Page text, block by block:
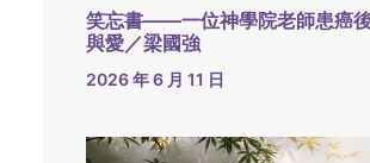
笑忘書——一位神學院老師患癌
與愛／梁國強
2026 年 6 月 11 日